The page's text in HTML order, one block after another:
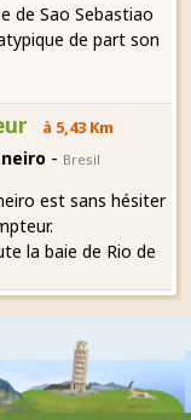
de Sao Sebastiao
de part son
à 5,43 Km
- Bresil
est sans hésiter
la baie de Rio de